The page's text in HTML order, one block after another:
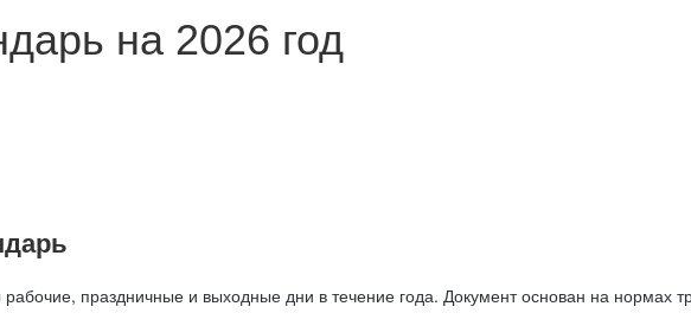
на 2026 год
праздничные и выходные дни в течение года. Документ основан на нормах